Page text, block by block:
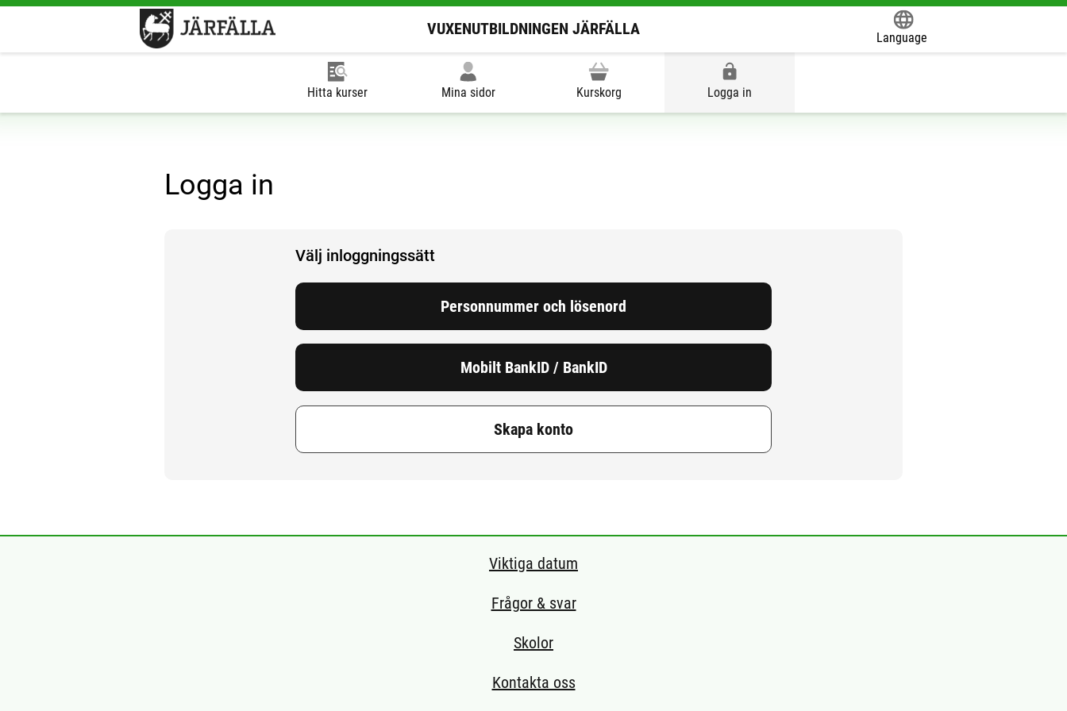
VUXENUTBILDNINGEN JÄRFÄLLA
Language
Hitta kurser Mina sidor Kurskorg Logga in
Logga in
Välj inloggningssätt
Personnummer och lösenord
Mobilt BankID / BankID
Skapa konto
Viktiga datum
Frågor & svar
Skolor
Kontakta oss